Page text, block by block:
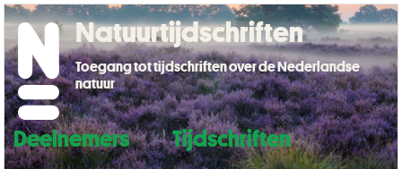
Deelnemers
Tijdschriften
Natuurtijdschriften
Toegang tot tijdschriften over de Nederlandse
natuur